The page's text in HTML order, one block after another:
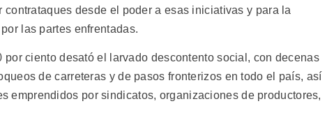
contrataques desde el poder a esas iniciativas y para la
las partes enfrentadas.
ciento desató el larvado descontento social, con decenas
de carreteras y de pasos fronterizos en todo el país, así
emprendidos por sindicatos, organizaciones de productores,